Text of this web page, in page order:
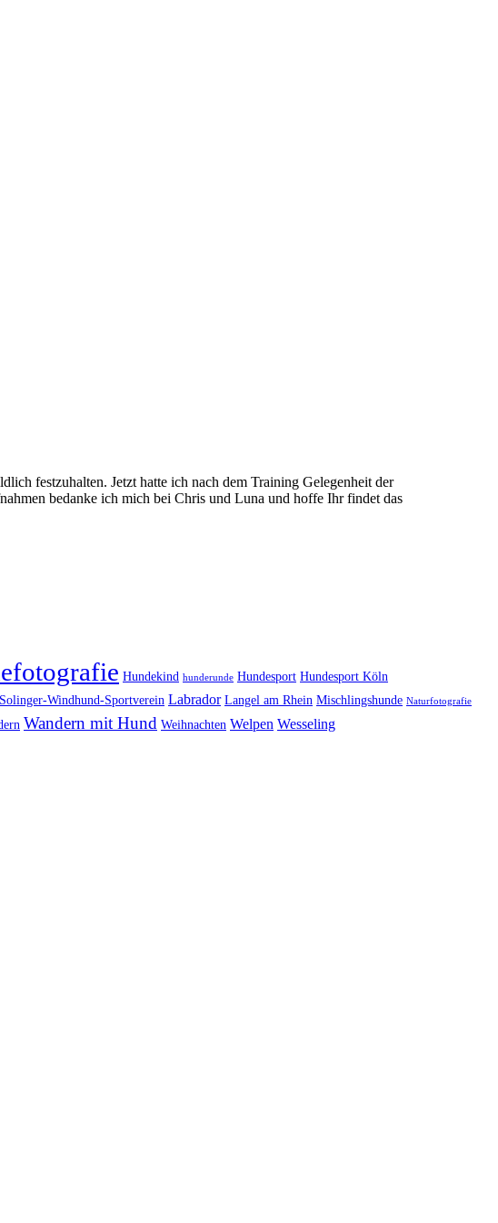
festzuhalten. Jetzt hatte ich nach dem Training Gelegenheit der
bedanke ich mich bei Chris und Luna und hoffe Ihr findet das
Hundekind hunderunde Hundesport Hundesport Köln
Windhund-Sportverein Labrador Langel am Rhein Mischlingshunde Naturfotografie
Wandern mit Hund Weihnachten Welpen Wesseling